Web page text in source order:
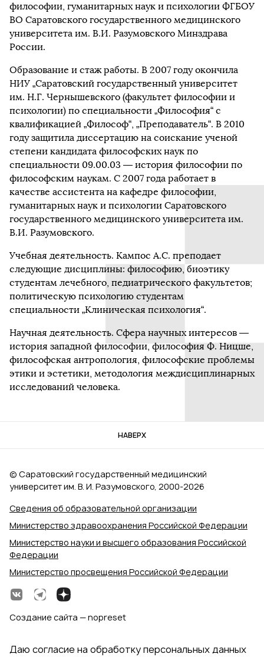
философии, гуманитарных наук и психологии ФГБОУ
ВО Саратовского государственного медицинского
университета им. В.И. Разумовского Минздрава
России.
Образование и стаж работы. В 2007 году окончила
НИУ „Саратовский государственный университет
им. Н.Г. Чернышевского (факультет философии и
психологии) по специальности „Философия“ с
квалификацией „Философ“, „Преподаватель“. В 2010
году защитила диссертацию на соискание ученой
степени кандидата философских наук по
специальности 09.00.03 — история философии по
философским наукам. С 2007 года работает в
качестве ассистента на кафедре философии,
гуманитарных наук и психологии Саратовского
государственного медицинского университета им.
В.И. Разумовского.
Учебная деятельность. Кампос А.С. преподает
следующие дисциплины: философию, биоэтику
студентам лечебного, педиатрического факультетов;
политическую психологию студентам
специальности „Клиническая психология“.
Научная деятельность. Сфера научных интересов —
история западной философии, философия Ф. Ницше,
философская антропология, философские проблемы
этики и эстетики, методология междисциплинарных
исследований человека.
НАВЕРХ
Сведения об образовательной организации
Министерство здравоохранения Российской Федерации
Министерство науки и высшего образования Российской
Федерации
Министерство просвещения Российской Федерации
© Саратовский государственный медицинский
университет им. В. И. Разумовского, 2000‑2026
Создание сайта — nopreset
Даю согласие на обработку персональных данных